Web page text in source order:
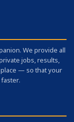
We provide all
jobs, results,
— so that your